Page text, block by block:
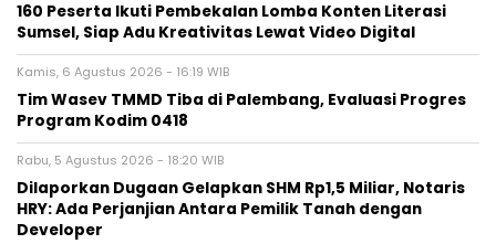
160 Peserta Ikuti Pembekalan Lomba Konten Literasi
Sumsel, Siap Adu Kreativitas Lewat Video Digital ‎
Kamis, 6 Agustus 2026 - 16:19 WIB
Tim Wasev TMMD Tiba di Palembang, Evaluasi Progres
Program Kodim 0418
Rabu, 5 Agustus 2026 - 18:20 WIB
Dilaporkan Dugaan Gelapkan SHM Rp1,5 Miliar, Notaris
HRY: Ada Perjanjian Antara Pemilik Tanah dengan
Developer